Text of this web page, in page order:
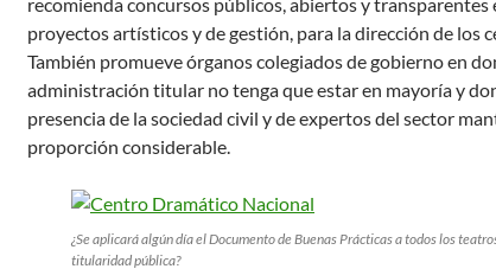
proyectos artísticos y de gestión, para la dirección de los
También promueve órganos colegiados de gobierno en
administración titular no tenga que estar en mayoría y
presencia de la sociedad civil y de expertos del sector
proporción considerable.
¿Se aplicará algún día el Documento de Buenas Prácticas a todos los
titularidad pública?